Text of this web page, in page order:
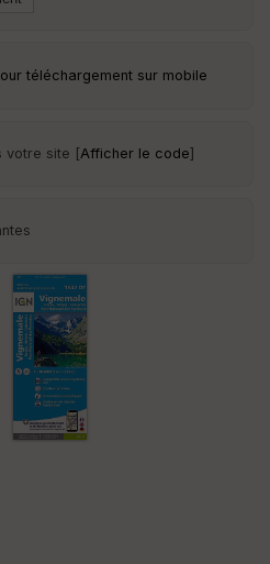
téléchargement sur mobile
votre site [Afficher le code]